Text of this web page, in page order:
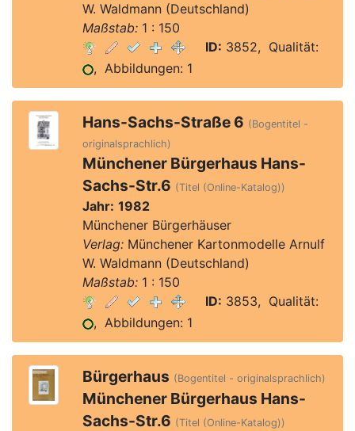
W. Waldmann (Deutschland)
Maßstab:1 : 150
ID: 3852, Qualität:
, Abbildungen: 1
Hans-Sachs-Straße 6 (Bogentitel -
originalsprachlich)
Münchener Bürgerhaus Hans-
Sachs-Str.6 (Titel (Online-Katalog))
Jahr: 1982
Münchener Bürgerhäuser
Verlag:Münchener Kartonmodelle Arnulf
W. Waldmann (Deutschland)
Maßstab:1 : 150
ID: 3853, Qualität:
, Abbildungen: 1
Bürgerhaus (Bogentitel - originalsprachlich)
Münchener Bürgerhaus Hans-
Sachs-Str.6 (Titel (Online-Katalog))